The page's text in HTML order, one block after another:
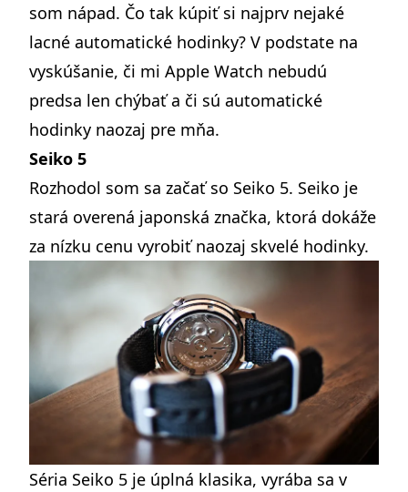
som nápad. Čo tak kúpiť si najprv nejaké
lacné automatické hodinky? V podstate na
vyskúšanie, či mi Apple Watch nebudú
predsa len chýbať a či sú automatické
hodinky naozaj pre mňa.
Seiko 5
Rozhodol som sa začať so Seiko 5. Seiko je
stará overená japonská značka, ktorá dokáže
za nízku cenu vyrobiť naozaj skvelé hodinky.
Séria Seiko 5 je úplná klasika, vyrába sa v